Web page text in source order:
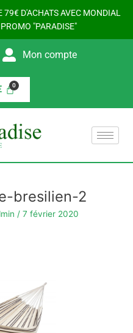
79€ D'ACHATS AVEC MONDIAL
"PARADISE"
Mon compte
bresilien-2
/7 février 2020